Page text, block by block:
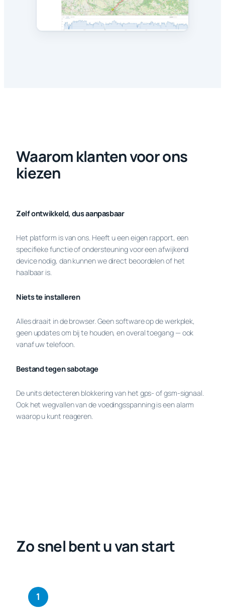
Waarom klanten voor ons
kiezen
Zelf ontwikkeld, dus aanpasbaar
Het platform is van ons. Heeft u een eigen rapport, een
specifieke functie of ondersteuning voor een afwijkend
device nodig, dan kunnen we direct beoordelen of het
haalbaar is.
Niets te installeren
Alles draait in de browser. Geen software op de werkplek,
geen updates om bij te houden, en overal toegang — ook
vanaf uw telefoon.
Bestand tegen sabotage
De units detecteren blokkering van het gps- of gsm-signaal.
Ook het wegvallen van de voedingsspanning is een alarm
waarop u kunt reageren.
Zo snel bent u van start
1